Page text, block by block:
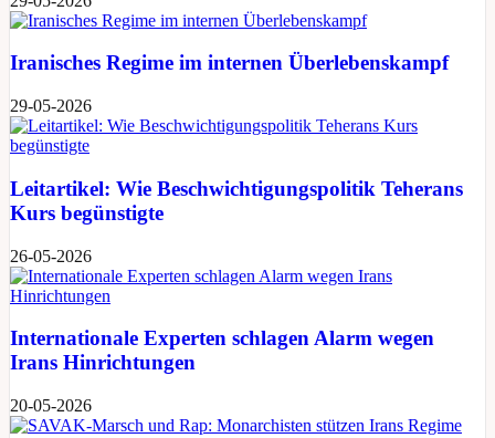
Iranisches Regime im internen Überlebenskampf
29-05-2026
Leitartikel: Wie Beschwichtigungspolitik Teherans
Kurs begünstigte
26-05-2026
Internationale Experten schlagen Alarm wegen
Irans Hinrichtungen
20-05-2026